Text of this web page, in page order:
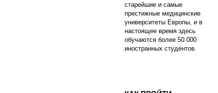
старейшие и самые
престижные медицинские
университеты Европы, и в
настоящее время здесь
обучаются более 50 000
иностранных студентов.